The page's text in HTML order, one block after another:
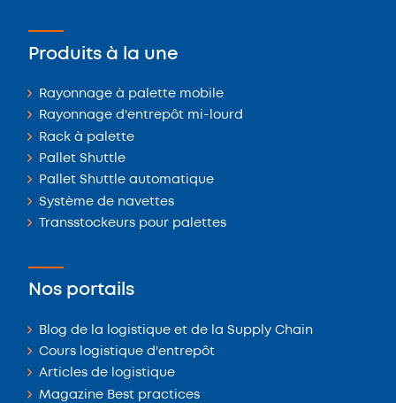
Produits à la une
Rayonnage à palette mobile
Rayonnage d'entrepôt mi-lourd
Rack à palette
Pallet Shuttle
Pallet Shuttle automatique
Système de navettes
Transstockeurs pour palettes
Nos portails
Blog de la logistique et de la Supply Chain
Cours logistique d'entrepôt
Articles de logistique
Magazine Best practices